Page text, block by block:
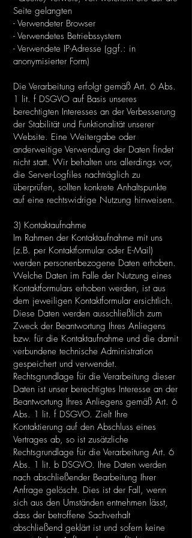
Seite gelangten
- Verwendeter Browser
- Verwendetes Betriebssystem
- Verwendete IP-Adresse (ggf.: in
anonymisierter Form)
Die Verarbeitung erfolgt gemäß Art. 6 Abs.
1 lit. f DSGVO auf Basis unseres
berechtigten Interesses an der Verbesserung
der Stabilität und Funktionalität unserer
Website. Eine Weitergabe oder
anderweitige Verwendung der Daten findet
nicht statt. Wir behalten uns allerdings vor,
die Server-Logfiles nachträglich zu
überprüfen, sollten konkrete Anhaltspunkte
auf eine rechtswidrige Nutzung hinweisen.
3) Kontaktaufnahme
Im Rahmen der Kontaktaufnahme mit uns
(z.B. per Kontaktformular oder E-Mail)
werden personenbezogene Daten erhoben.
Welche Daten im Falle der Nutzung eines
Kontaktformulars erhoben werden, ist aus
dem jeweiligen Kontaktformular ersichtlich.
Diese Daten werden ausschließlich zum
Zweck der Beantwortung Ihres Anliegens
bzw. für die Kontaktaufnahme und die damit
verbundene technische Administration
gespeichert und verwendet.
Rechtsgrundlage für die Verarbeitung dieser
Daten ist unser berechtigtes Interesse an der
Beantwortung Ihres Anliegens gemäß Art. 6
Abs. 1 lit. f DSGVO. Zielt Ihre
Kontaktierung auf den Abschluss eines
Vertrages ab, so ist zusätzliche
Rechtsgrundlage für die Verarbeitung Art. 6
Abs. 1 lit. b DSGVO. Ihre Daten werden
nach abschließender Bearbeitung Ihrer
Anfrage gelöscht. Dies ist der Fall, wenn
sich aus den Umständen entnehmen lässt,
dass der betroffene Sachverhalt
abschließend geklärt ist und sofern keine